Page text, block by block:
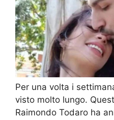
Per una volta i
visto molto lungo.
Raimondo Todaro ha